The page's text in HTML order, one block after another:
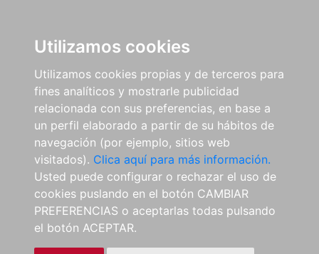
Utilizamos cookies
Utilizamos cookies propias y de terceros para
fines analíticos y mostrarle publicidad
relacionada con sus preferencias, en base a
un perfil elaborado a partir de su hábitos de
navegación (por ejemplo, sitios web
visitados). Clica aquí para más información.
Usted puede configurar o rechazar el uso de
cookies puslando en el botón CAMBIAR
PREFERENCIAS o aceptarlas todas pulsando
el botón ACEPTAR.